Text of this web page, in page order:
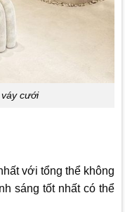
cưới
với tổng thể không
sáng tốt nhất có thể